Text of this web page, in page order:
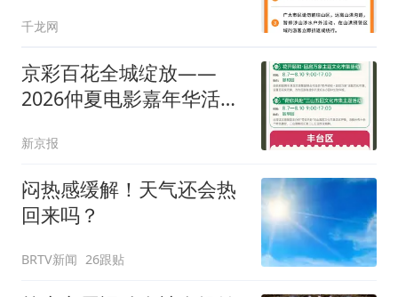
千龙网
京彩百花全城绽放——
2026仲夏电影嘉年华活动
新京报
闷热感缓解！天气还会热
回来吗？
BRTV新闻 26跟贴